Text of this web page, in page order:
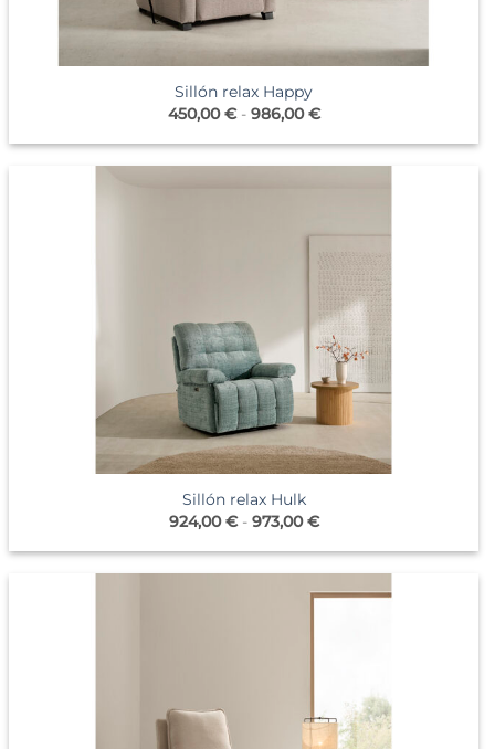
Sillón relax Happy
450,00€ - 986,00€Rango
precios:
Sillón relax Hulk
924,00€ - 973,00€Rango
precios:
hasta